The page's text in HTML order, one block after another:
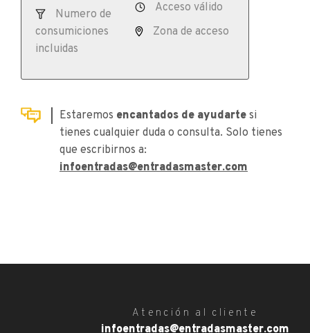
Numero de
consumiciones
incluidas
Acceso válido
Zona de acceso
Estaremos encantados de ayudarte si
tienes cualquier duda o consulta. Solo tienes
que escribirnos a:
infoentradas@entradasmaster.com
Atención al cliente
infoentradas@entradasmaster.com